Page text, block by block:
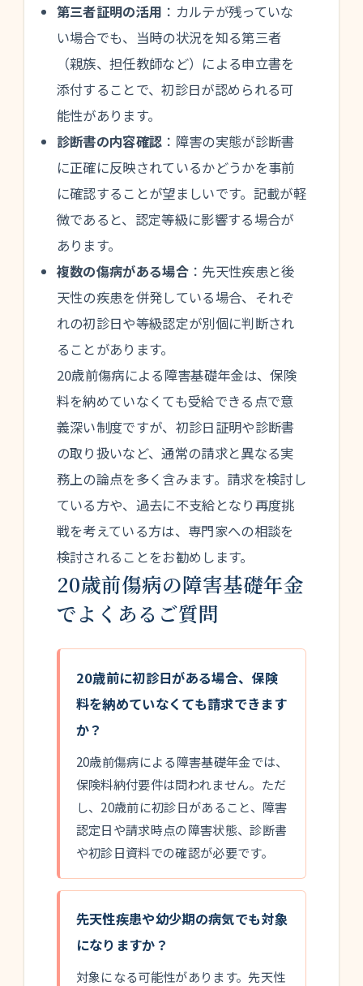
第三者証明の活用 ：カルテが残っていな
い場合でも、当時の状況を知る第三者
（親族、担任教師など）による申立書を
添付することで、初診日が認められる可
能性があります。
診断書の内容確認 ：障害の実態が診断書
に正確に反映されているかどうかを事前
に確認することが望ましいです。記載が軽
微であると、認定等級に影響する場合が
あります。
複数の傷病がある場合 ：先天性疾患と後
天性の疾患を併発している場合、それぞ
れの初診日や等級認定が別個に判断され
ることがあります。
20歳前傷病による障害基礎年金は、保険
料を納めていなくても受給できる点で意
義深い制度ですが、初診日証明や診断書
の取り扱いなど、通常の請求と異なる実
務上の論点を多く含みます。請求を検討し
ている方や、過去に不支給となり再度挑
戦を考えている方は、専門家への相談を
検討されることをお勧めします。
20歳前傷病の障害基礎年金
でよくあるご質問
20歳前に初診日がある場合、保険
料を納めていなくても請求できます
か？
20歳前傷病による障害基礎年金では、
保険料納付要件は問われません。ただ
し、20歳前に初診日があること、障害
認定日や請求時点の障害状態、診断書
や初診日資料での確認が必要です。
先天性疾患や幼少期の病気でも対象
になりますか？
対象になる可能性があります。先天性